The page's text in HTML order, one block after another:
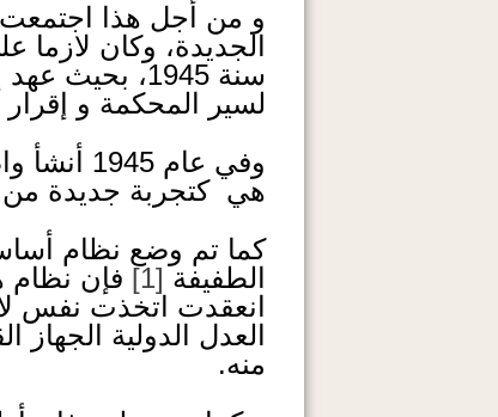
و من أجل هذا اجتمعت
الجديدة، وكان
سنة 1945،
لسير المحكمة و إقرار
وفي
هي كتجربة جديدة من
كما تم وضع نظام
الطفيفة [1]
فإن نظام
انعقدت اتخذت نفس
العدل الدولية الجهاز
منه.